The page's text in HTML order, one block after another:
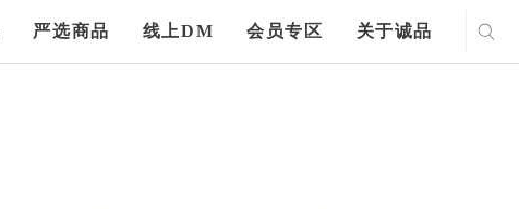
严选商品 线上DM 会员专区 关于诚品